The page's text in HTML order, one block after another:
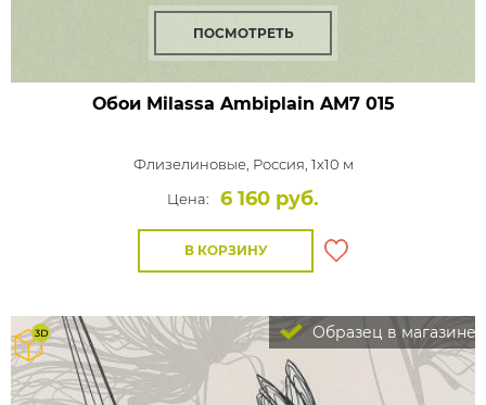
ПОСМОТРЕТЬ
Обои Milassa Ambiplain AM7 015
Флизелиновые, Россия, 1x10 м
Цена:
6 160 руб.
В КОРЗИНУ
Образец в магазине